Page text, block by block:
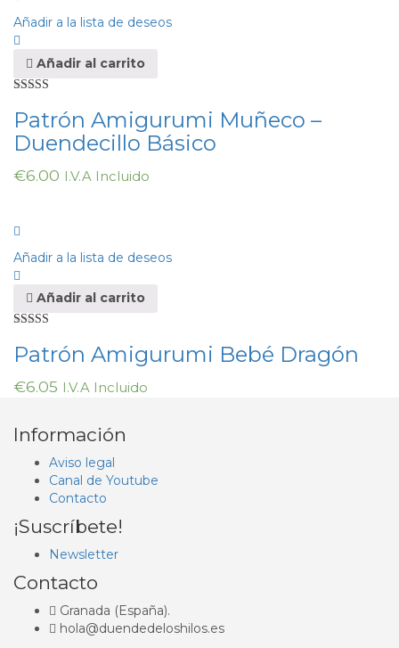
Añadir a la lista de deseos
Añadir al carrito
5.00de 5
Patrón Amigurumi Muñeco –
Duendecillo Básico
€6.00 I.V.A Incluido
Añadir a la lista de deseos
Añadir al carrito
5.00de 5
Patrón Amigurumi Bebé Dragón
€6.05 I.V.A Incluido
Información
Aviso legal
Canal de Youtube
Contacto
¡Suscríbete!
Newsletter
Contacto
Granada (España).
hola@duendedeloshilos.es